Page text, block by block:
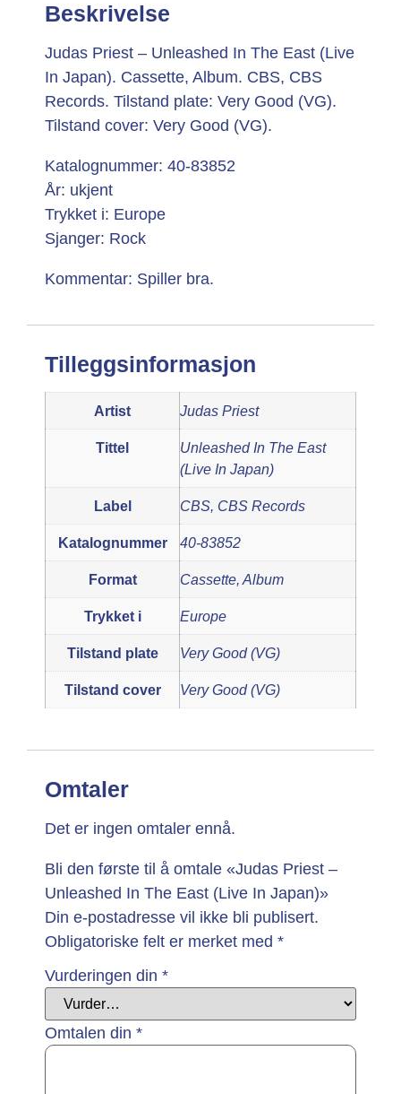
Beskrivelse
Judas Priest – Unleashed In The East (Live
In Japan). Cassette, Album. CBS, CBS
Records. Tilstand plate: Very Good (VG).
Tilstand cover: Very Good (VG).
Katalognummer: 40-83852
År: ukjent
Trykket i: Europe
Sjanger: Rock
Kommentar: Spiller bra.
Tilleggsinformasjon
Artist Judas Priest
Tittel
Unleashed In The East
(Live In Japan)
Label CBS, CBS Records
Katalognummer 40-83852
Format Cassette, Album
Trykket i Europe
Tilstand plate Very Good (VG)
Tilstand cover Very Good (VG)
Omtaler
Det er ingen omtaler ennå.
Bli den første til å omtale «Judas Priest –
Unleashed In The East (Live In Japan)»
Din e-postadresse vil ikke bli publisert.
Obligatoriske felt er merket med *
Vurderingen din *
Omtalen din *